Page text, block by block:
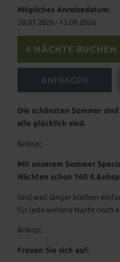
Outdoor Erlebniswelt
Familienurlaub in
Familienangebote
Peelings, Packungen & Bäder
Wellnesspakete Schöne
Wellness für Tagesgäste
Mögliches Anreisedatum:
28.07.2026 - 13.09.2026
4 NÄCHTE BUCHEN
ANFRAGEN
Die schönsten Sommer
alle glücklich sind.
&nbsp;
Mit unserem Sommer
Nächten schon 160
Und weil länger bleiben
für jede weitere Nacht noch
&nbsp;
Freuen Sie sich auf: